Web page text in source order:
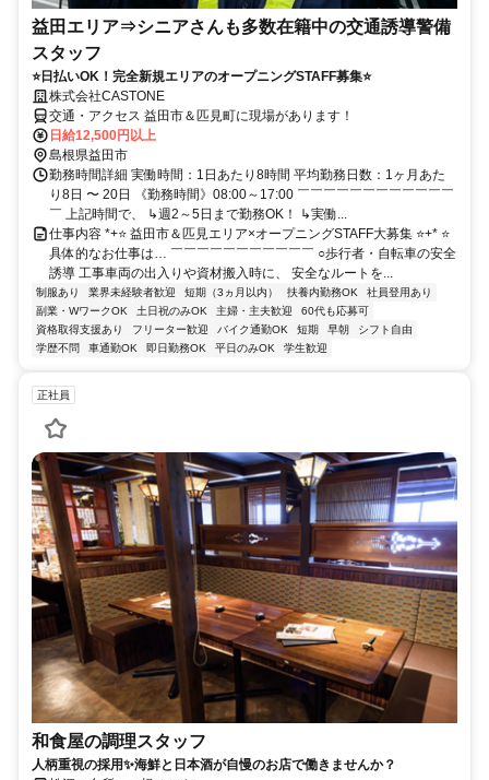
益田エリア⇒シニアさんも多数在籍中の交通誘導警備
スタッフ
⭐日払いOK！完全新規エリアのオープニングSTAFF募集⭐
株式会社CASTONE
交通・アクセス 益田市＆匹見町に現場があります！
日給12,500円以上
島根県益田市
勤務時間詳細 実働時間：1日あたり8時間 平均勤務日数：1ヶ月あた
り8日 〜 20日 《勤務時間》08:00～17:00 ￣￣￣￣￣￣￣￣￣￣￣￣
￣ 上記時間で、 ↳週2～5日まで勤務OK！ ↳実働...
仕事内容 *+⭐ 益田市＆匹見エリア×オープニングSTAFF大募集 ⭐+* ⭐
具体的なお仕事は… ￣￣￣￣￣￣￣￣￣￣￣ ○歩行者・自転車の安全
誘導 工事車両の出入りや資材搬入時に、 安全なルートを...
制服あり 業界未経験者歓迎 短期（3ヵ月以内） 扶養内勤務OK
社員登用あり
副業・WワークOK
土日祝のみOK 主婦・主夫歓迎
60代も応募可
資格取得支援あり
フリーター歓迎 バイク通勤OK 短期 早朝
シフト自由
学歴不問
車通勤OK 即日勤務OK 平日のみOK 学生歓迎
正社員
和食屋の調理スタッフ
人柄重視の採用✨海鮮と日本酒が自慢のお店で働きませんか？